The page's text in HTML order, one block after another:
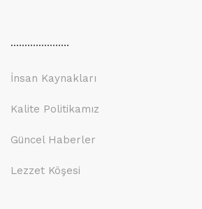
.....................
İnsan Kaynakları
Kalite Politikamız
Güncel Haberler
Lezzet Köşesi